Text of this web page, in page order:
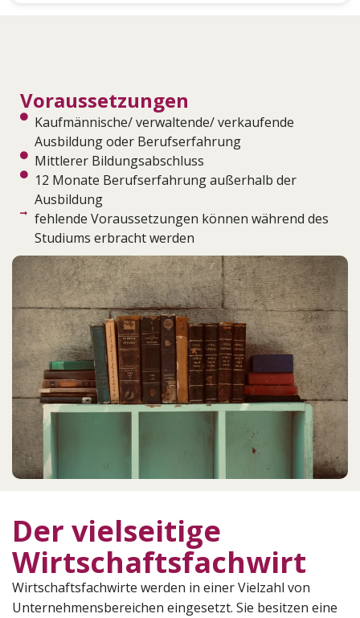
Voraussetzungen
Kaufmännische/ verwaltende/ verkaufende
Ausbildung oder Berufserfahrung
Mittlerer Bildungsabschluss
12 Monate Berufserfahrung außerhalb der
Ausbildung
fehlende Voraussetzungen können während des
Studiums erbracht werden
Der vielseitige
Wirtschaftsfachwirt
Wirtschaftsfachwirte werden in einer Vielzahl von
Unternehmensbereichen eingesetzt. Sie besitzen eine